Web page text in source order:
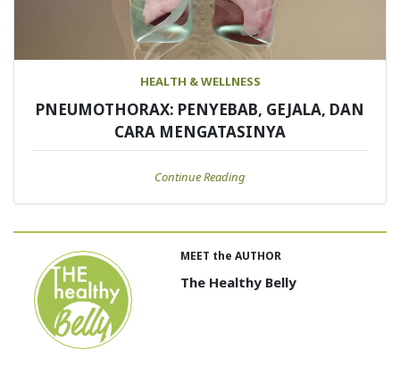
HEALTH & WELLNESS
PNEUMOTHORAX: PENYEBAB, GEJALA, DAN
CARA MENGATASINYA
Continue Reading
MEET the AUTHOR
The Healthy Belly